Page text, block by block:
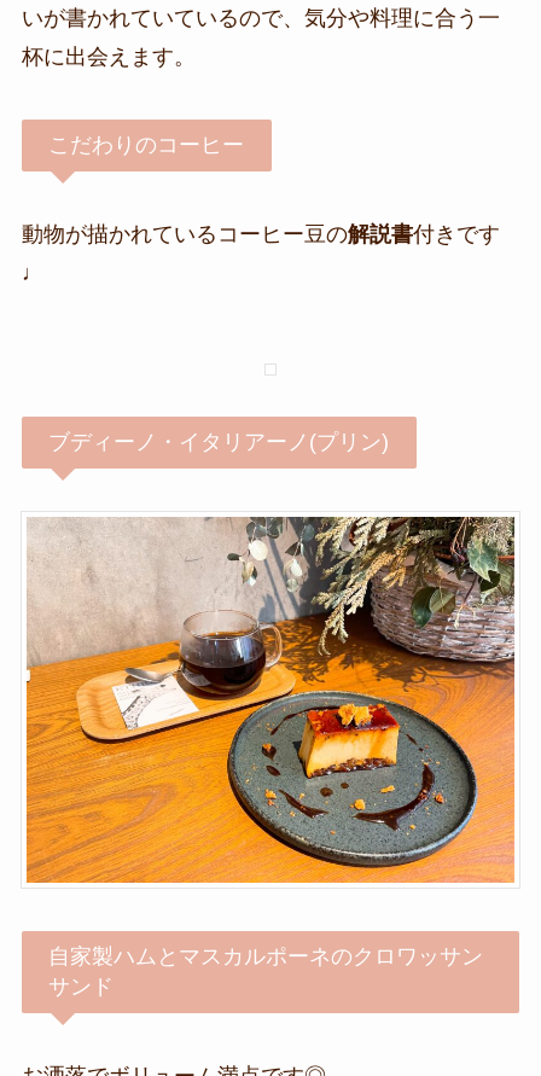
いが書かれていているので、気分や料理に合う一
杯に出会えます。
こだわりのコーヒー
動物が描かれているコーヒー豆の解説書付きです
♩
ブディーノ・イタリアーノ(プリン)
自家製ハムとマスカルポーネのクロワッサン
サンド